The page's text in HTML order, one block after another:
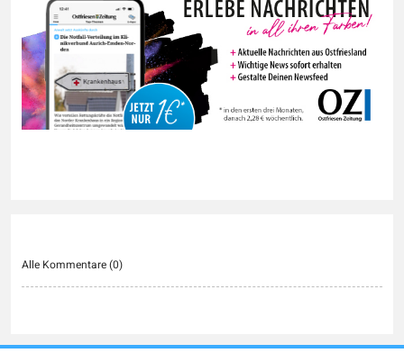
Alle Kommentare (0)